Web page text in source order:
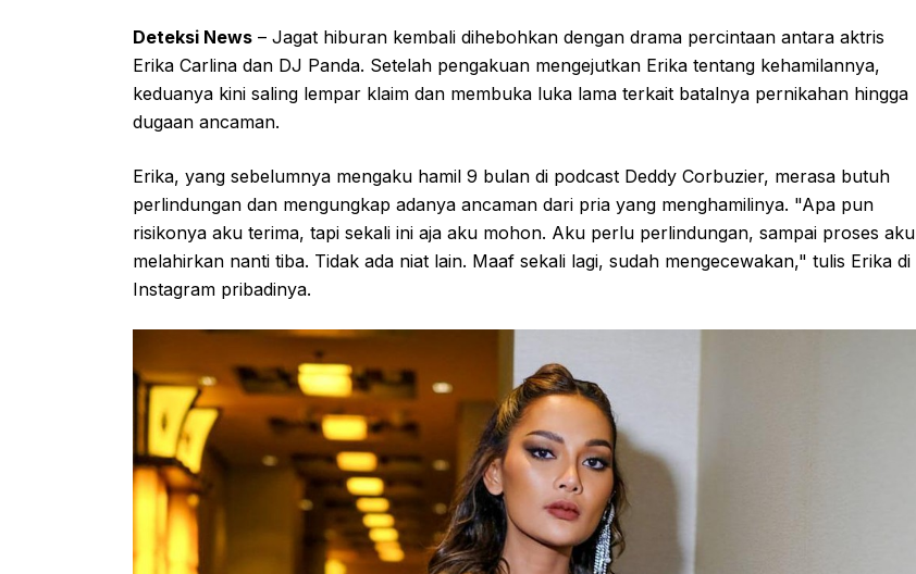
Deteksi News – Jagat hiburan kembali dihebohkan dengan drama percintaan antara aktris
Erika Carlina dan DJ Panda. Setelah pengakuan mengejutkan Erika tentang kehamilannya,
keduanya kini saling lempar klaim dan membuka luka lama terkait batalnya pernikahan hingga
dugaan ancaman.
Erika, yang sebelumnya mengaku hamil 9 bulan di podcast Deddy Corbuzier, merasa butuh
perlindungan dan mengungkap adanya ancaman dari pria yang menghamilinya. "Apa pun
risikonya aku terima, tapi sekali ini aja aku mohon. Aku perlu perlindungan, sampai proses aku
melahirkan nanti tiba. Tidak ada niat lain. Maaf sekali lagi, sudah mengecewakan," tulis Erika di
Instagram pribadinya.